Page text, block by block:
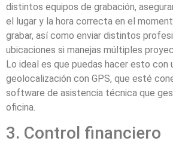
distintos equipos de grabación,
el lugar y la hora correcta en el
grabar, así como enviar distintos
ubicaciones si manejas múltiples
Lo ideal es que puedas hacer esto con
geolocalización con GPS, que esté
software de asistencia técnica que
oficina.
3. Control financiero